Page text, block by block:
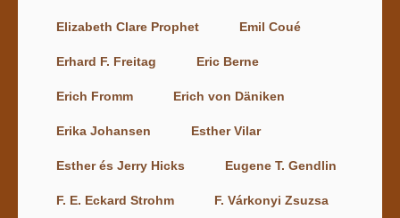
Elizabeth Clare Prophet Emil Coué
Erhard F. Freitag Eric Berne
Erich Fromm Erich von Däniken
Erika Johansen Esther Vilar
Esther és Jerry Hicks Eugene T. Gendlin
F. E. Eckard Strohm F. Várkonyi Zsuzsa